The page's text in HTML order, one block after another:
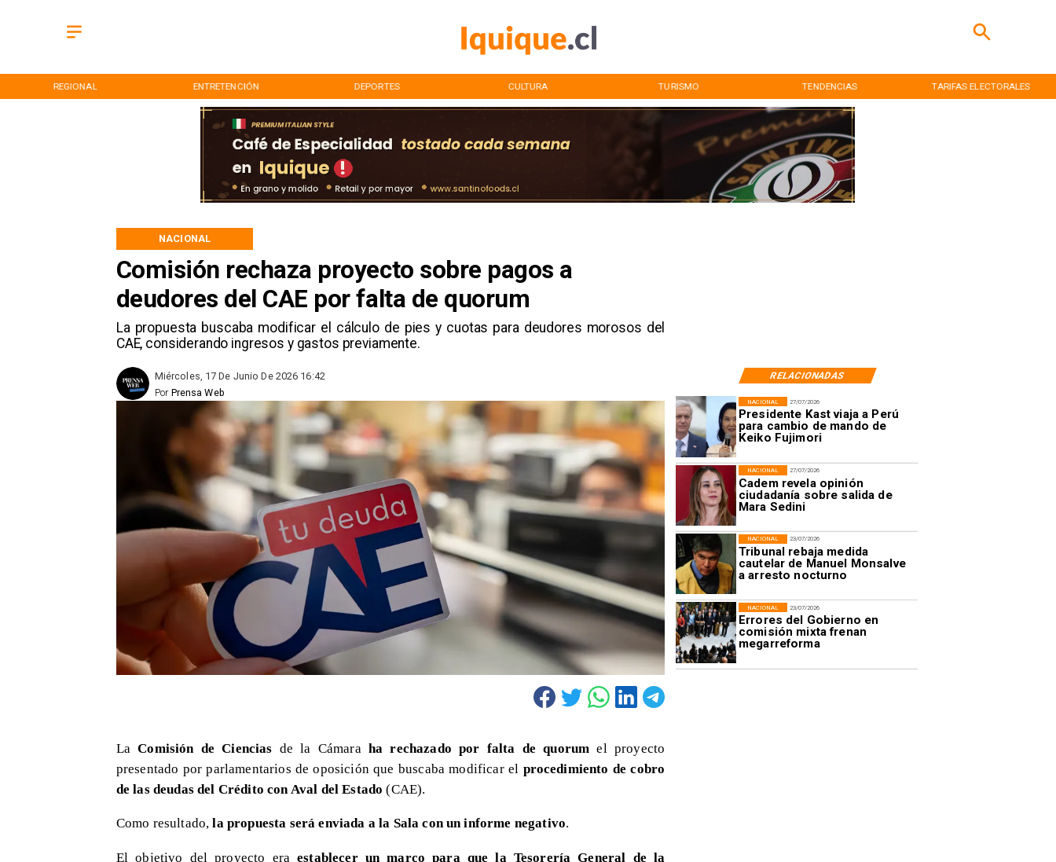
REGIONAL ENTRETENCIÓN DEPORTES CULTURA TURISMO TENDENCIAS TARIFAS ELECTORALES
Comisión rechaza proyecto sobre pagos a
deudores del CAE por falta de quorum
La propuesta buscaba modificar el cálculo de pies y cuotas para deudores morosos del
CAE, considerando ingresos y gastos previamente.
NACIONAL
RELACIONADAS
Miércoles, 17 De Junio De 2026 16:42
Prensa Web
Por
27/07/2026
Presidente Kast viaja a Perú
para cambio de mando de
Keiko Fujimori
NACIONAL
27/07/2026
Cadem revela opinión
ciudadanía sobre salida de
Mara Sedini
NACIONAL
23/07/2026
Tribunal rebaja medida
cautelar de Manuel Monsalve
a arresto nocturno
NACIONAL
23/07/2026
Errores del Gobierno en
comisión mixta frenan
megarreforma
NACIONAL
LaComisión de Ciencias de la Cámara ha rechazado por falta de quorum el proyecto
presentado por parlamentarios de oposición que buscaba modificar el procedimiento de cobro
de las deudas del Crédito con Aval del Estado (CAE).
Como resultado,la propuesta será enviada a la Sala con un informe negativo.
El objetivo del proyecto eraestablecer un marco para que la Tesorería General de la